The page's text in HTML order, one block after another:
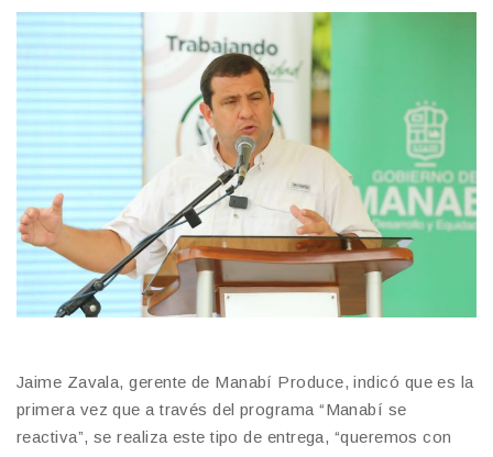
Jaime Zavala, gerente de Manabí Produce, indicó que es la
primera vez que a través del programa “Manabí se
reactiva”, se realiza este tipo de entrega, “queremos con